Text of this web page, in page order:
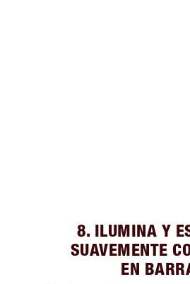
8. ILUMINA Y
SUAVEMENTE
EN